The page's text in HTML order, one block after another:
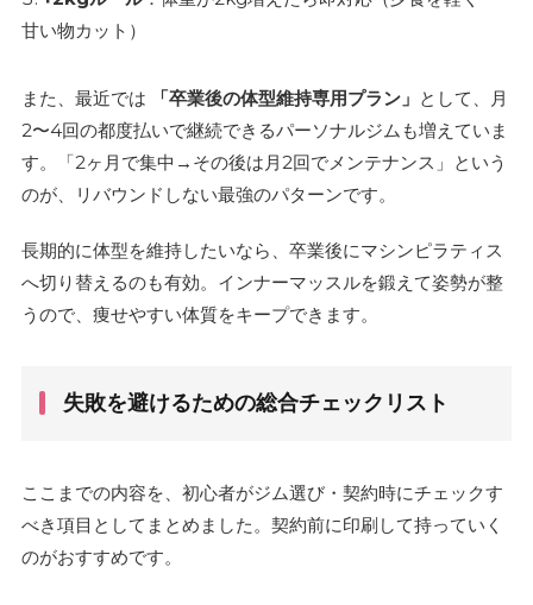
甘い物カット）
また、最近では 「卒業後の体型維持専用プラン」 として、月
2〜4回の都度払いで継続できるパーソナルジムも増えていま
す。「2ヶ月で集中→その後は月2回でメンテナンス」という
のが、リバウンドしない最強のパターンです。
長期的に体型を維持したいなら、卒業後にマシンピラティス
へ切り替えるのも有効。インナーマッスルを鍛えて姿勢が整
うので、痩せやすい体質をキープできます。
失敗を避けるための総合チェックリスト
ここまでの内容を、初心者がジム選び・契約時にチェックす
べき項目としてまとめました。契約前に印刷して持っていく
のがおすすめです。